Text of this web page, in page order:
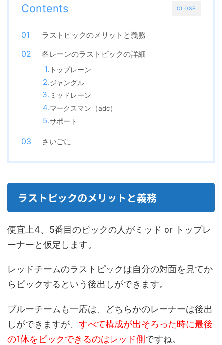
CLOSE
Contents
ラストピックのメリットと義務
各レーンのラストピックの詳細
トップレーン
ジャングル
ミッドレーン
マークスマン（adc）
サポート
さいごに
ラストピックのメリットと義務
便宜上4、5番目のピックの人がミッド or トップレ
ーナーと仮定します。
レッドチームのラストピックは自分の対面を見てか
らピックするという後出しができます。
ブルーチームも一応は、どちらかのレーナーは後出
しができますが、 すべて構成が出そろった時に最後
の1体をピックできるのはレッド側ですね。